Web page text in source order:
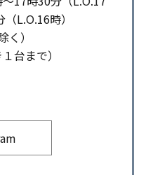
L.O.16時）
く）
台まで）